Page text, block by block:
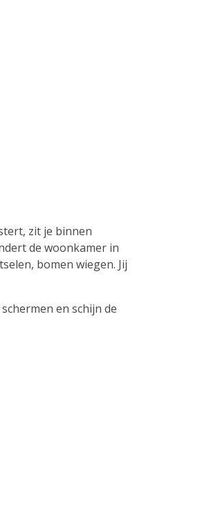
zit je binnen
de woonkamer in
bomen wiegen. Jij
en schijn de